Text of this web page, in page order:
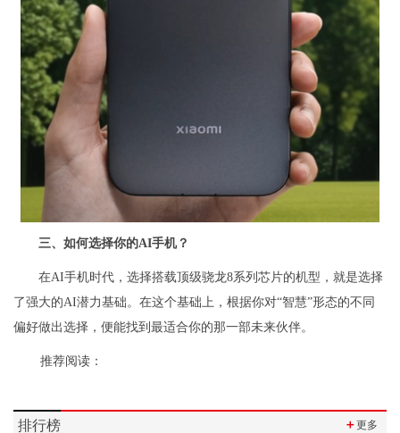
三、如何选择你的AI手机？
在AI手机时代，选择搭载顶级骁龙8系列芯片的机型，就是选择
了强大的AI潜力基础。在这个基础上，根据你对“智慧”形态的不同
偏好做出选择，便能找到最适合你的那一部未来伙伴。
推荐阅读：
排行榜 ＋更多